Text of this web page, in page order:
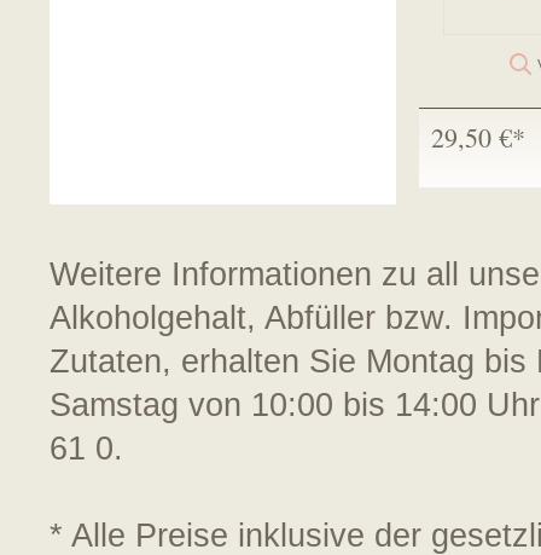
29,50 €*
Weitere Informationen zu all
Alkoholgehalt, Abfüller bzw.
Zutaten, erhalten Sie Montag
Samstag von 10:00 bis 14:00
61 0.
* Alle Preise inklusive der